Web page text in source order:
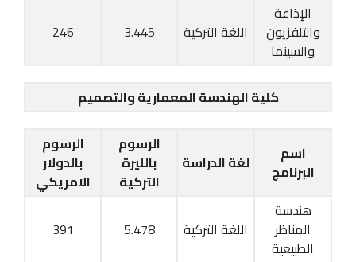
الإذاعة
والتلفزيون
والسينما
اللغة التركية 3.445
246
كلية الهندسة المعمارية والتصميم
اسم
البرنامج
لغة الدراسة
الرسوم
بالليرة
التركية
الرسوم
بالدولار
الامريكي
هندسة
المناظر
الطبيعية
اللغة التركية 5.478
391